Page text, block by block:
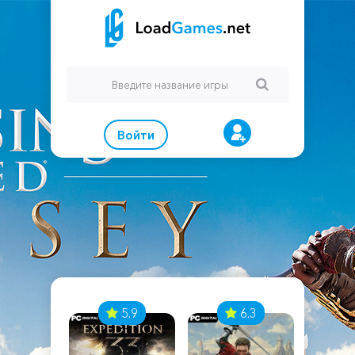
Войти
5.9 6.3